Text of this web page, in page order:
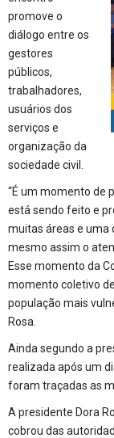
promove o
diálogo entre os
gestores
públicos,
trabalhadores,
usuários dos
serviços e
organização da
sociedade civil.
“É um momento de
está sendo feito e
muitas áreas e uma
mesmo assim o
Esse momento da
momento coletivo
população mais
Rosa.
Ainda segundo a
realizada após um
foram traçadas as
A presidente Dora
cobrou das